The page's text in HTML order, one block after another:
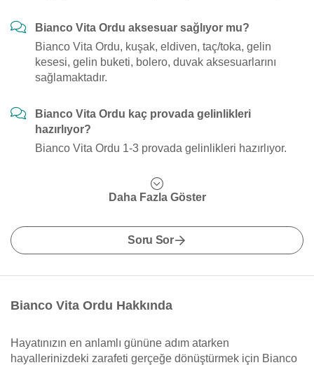
Bianco Vita Ordu aksesuar sağlıyor mu?
Bianco Vita Ordu, kuşak, eldiven, taç/toka, gelin
kesesi, gelin buketi, bolero, duvak aksesuarlarını
sağlamaktadır.
Bianco Vita Ordu kaç provada gelinlikleri
hazırlıyor?
Bianco Vita Ordu 1-3 provada gelinlikleri hazırlıyor.
Daha Fazla Göster
Soru Sor
Bianco Vita Ordu Hakkında
Hayatınızın en anlamlı gününe adım atarken
hayallerinizdeki zarafeti gerçeğe dönüştürmek için Bianco